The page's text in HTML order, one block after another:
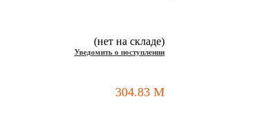
(нет на складе)
Уведомить о поступлении
304.83 M